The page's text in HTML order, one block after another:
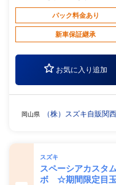
パック料金あり
新車保証継承
お気に入り追加
岡山県 （株）スズキ自販
スズキ
スペーシアカス
ボ ☆期間限定目